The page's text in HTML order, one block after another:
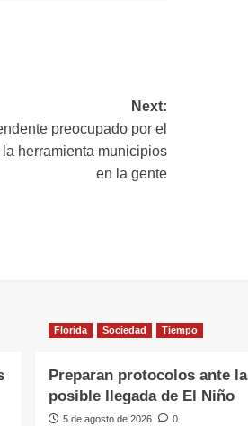
Next:
preocupado por el
herramienta municipios
en la gente
Florida Sociedad Tiempo
Preparan protocolos ante la
posible llegada de El Niño
5 de agosto de 2026 0